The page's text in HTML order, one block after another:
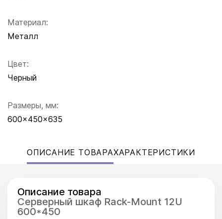
Материал:
Металл
Цвет:
Черный
Размеры, мм:
600x450x635
ОПИСАНИЕ ТОВАРАХАРАКТЕРИСТИКИ
Описание товара
Серверный шкаф Rack-Mount 12U
600*450